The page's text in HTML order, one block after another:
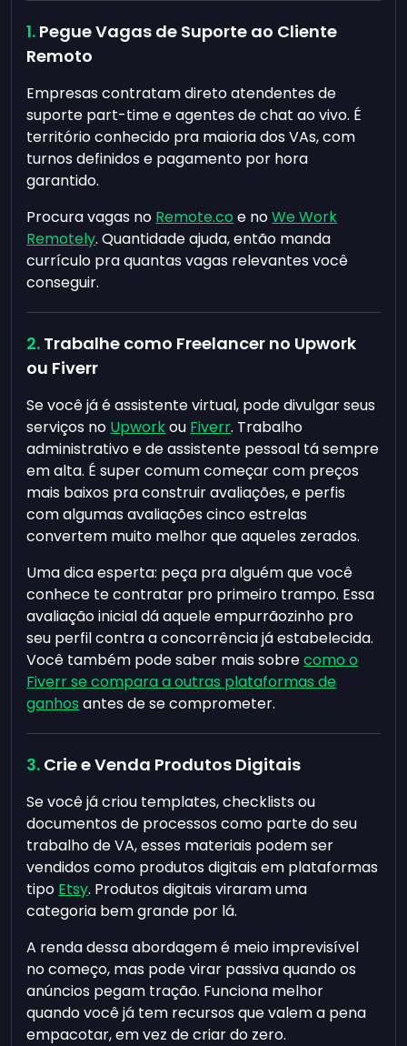
Pegue Vagas de Suporte ao Cliente
Remoto
Empresas contratam direto atendentes de
suporte part-time e agentes de chat ao vivo. É
território conhecido pra maioria dos VAs, com
turnos definidos e pagamento por hora
garantido.
Procura vagas no Remote.co e noWe Work
Remotely. Quantidade ajuda, então manda
currículo pra quantas vagas relevantes você
conseguir.
Trabalhe como Freelancer no Upwork
ou Fiverr
Se você já é assistente virtual, pode divulgar seus
serviços no Upworkou Fiverr. Trabalho
administrativo e de assistente pessoal tá sempre
em alta. É super comum começar com preços
mais baixos pra construir avaliações, e perfis
com algumas avaliações cinco estrelas
convertem muito melhor que aqueles zerados.
Uma dica esperta: peça pra alguém que você
conhece te contratar pro primeiro trampo. Essa
avaliação inicial dá aquele empurrãozinho pro
seu perfil contra a concorrência já estabelecida.
Você também pode saber mais sobrecomo o
Fiverr se compara a outras plataformas de
ganhos antes de se comprometer.
Crie e Venda Produtos Digitais
Se você já criou templates, checklists ou
documentos de processos como parte do seu
trabalho de VA, esses materiais podem ser
vendidos como produtos digitais em plataformas
tipo Etsy. Produtos digitais viraram uma
categoria bem grande por lá.
A renda dessa abordagem é meio imprevisível
no começo, mas pode virar passiva quando os
anúncios pegam tração. Funciona melhor
quando você já tem recursos que valem a pena
empacotar, em vez de criar do zero.